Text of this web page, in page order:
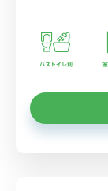
バストイレ別